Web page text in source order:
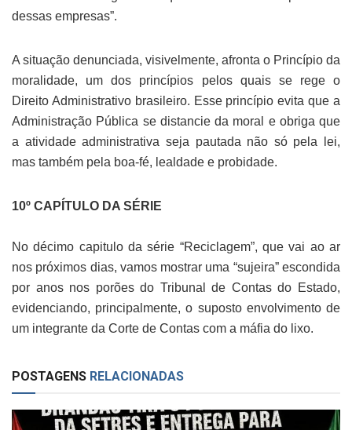
dessas empresas”.
A situação denunciada, visivelmente, afronta o Princípio da
moralidade, um dos princípios pelos quais se rege o
Direito Administrativo brasileiro. Esse princípio evita que a
Administração Pública se distancie da moral e obriga que
a atividade administrativa seja pautada não só pela lei,
mas também pela boa-fé, lealdade e probidade.
10º CAPÍTULO DA SÉRIE
No décimo capitulo da série “Reciclagem”, que vai ao ar
nos próximos dias, vamos mostrar uma “sujeira” escondida
por anos nos porões do Tribunal de Contas do Estado,
evidenciando, principalmente, o suposto envolvimento de
um integrante da Corte de Contas com a máfia do lixo.
POSTAGENS RELACIONADAS